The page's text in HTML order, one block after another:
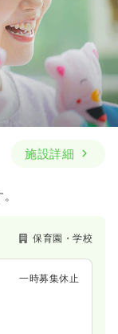
施設詳細
保育園・学校
一時募集休止